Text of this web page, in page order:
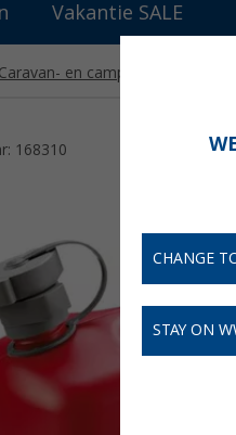
Vakantie SALE
Caravan- en camper reiniging en
168310
CHANGE
STAY ON